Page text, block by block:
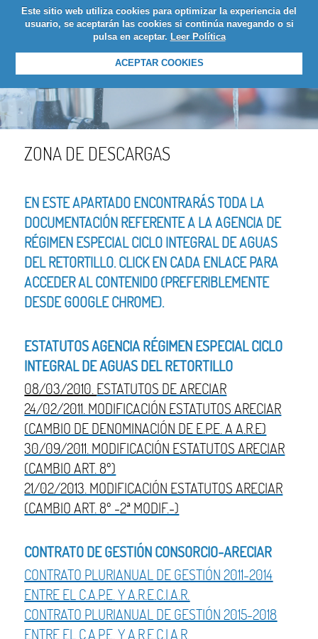
Este sitio web utiliza cookies para optimizar la experiencia del
usuario, se aceptarán las cookies si continúa navegando o si
pulsa en aceptar. Leer Política
ACEPTAR COOKIES
LOGIN
ZONA DE DESCARGAS
EN ESTE APARTADO ENCONTRARÁS TODA LA
DOCUMENTACIÓN REFERENTE A LA AGENCIA DE
RÉGIMEN ESPECIAL CICLO INTEGRAL DE AGUAS
DEL RETORTILLO. CLICK EN CADA ENLACE PARA
ACCEDER AL CONTENIDO (PREFERIBLEMENTE
DESDE GOOGLE CHROME).
ESTATUTOS AGENCIA RÉGIMEN ESPECIAL CICLO
INTEGRAL DE AGUAS DEL RETORTILLO
08/03/2010. ESTATUTOS DE ARECIAR
24/02/2011. MODIFICACIÓN ESTATUTOS ARECIAR
(CAMBIO DE DENOMINACIÓN DE E.P.E. A A.R.E)
30/09/2011. MODIFICACIÓN ESTATUTOS ARECIAR
(CAMBIO ART. 8º)
21/02/2013. MODIFICACIÓN ESTATUTOS ARECIAR
(CAMBIO ART. 8º -2ª MODIF.-)
CONTRATO DE GESTIÓN CONSORCIO-ARECIAR
CONTRATO PLURIANUAL DE GESTIÓN 2011-2014
ENTRE EL C.A.P.E. Y A.R.E.C.I.A.R.
CONTRATO PLURIANUAL DE GESTIÓN 2015-2018
ENTRE EL C.A.P.E. Y A.R.E.C.I.A.R.